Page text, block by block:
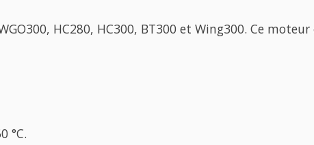
HC280, HC300, BT300 et Wing300. Ce
°C.